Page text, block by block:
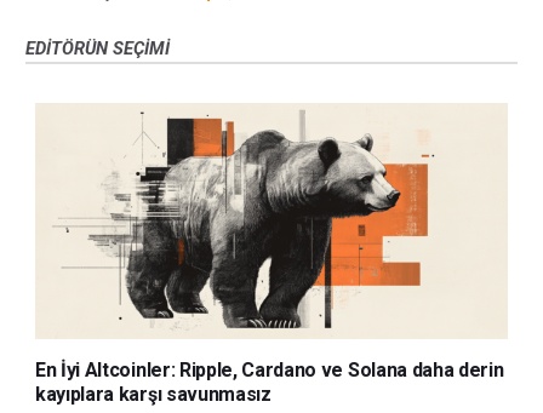
EDITÖRÜN SEÇIMI
En İyi Altcoinler: Ripple, Cardano ve Solana daha derin
kayıplara karşı savunmasız